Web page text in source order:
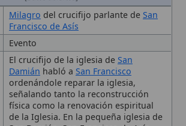
El crucifijo de la iglesia deSan
Damiánhabló aSan Francisco
ordenándole reparar la iglesia,
señalando tanto la reconstrucción
física como la renovación espiritual
de la Iglesia. En la pequeña iglesia de
San Damián, San Francisco de Asís
escuchó la voz del Cristo crucificado
que le dijo: «Francisco, ve y repara mi
iglesia, que, como ves, está en
ruinas». El mensaje se repitió tres
veces y fue interpretado porSan